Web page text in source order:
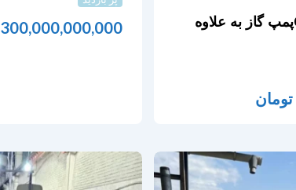
۱۶۰۰متر جایگاه CNGپمپ گاز به علاوه
تومان
300,000,000,000